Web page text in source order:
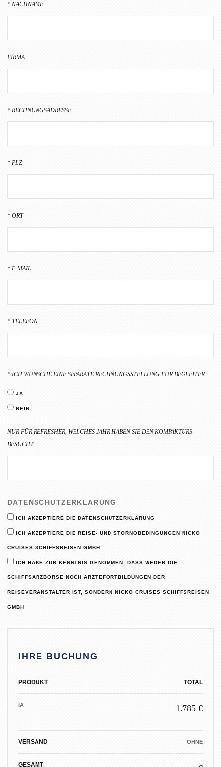
NACHNAME
FIRMA
RECHNUNGSADRESSE
PLZ
ORT
E-MAIL
TELEFON
ICH WÜNSCHE EINE SEPARATE RECHNUNGSSTELLUNG FÜR BEGLEITER
JA
NEIN
NUR FÜR REFRESHER, WELCHES JAHR HABEN SIE DEN KOMPAKTURS
BESUCHT
DATENSCHUTZERKLÄRUNG
ICH AKZEPTIERE DIE DATENSCHUTZERKLÄRUNG
ICH AKZEPTIERE DIE REISE- UND STORNOBEDINGUNGEN NICKO
CRUISES SCHIFFSREISEN GMBH
ICH HABE ZUR KENNTNIS GENOMMEN, DASS WEDER DIE
SCHIFFSARZBÖRSE NOCH ÄRZTEFORTBILDUNGEN DER
REISEVERANSTALTER IST, SONDERN NICKO CRUISES SCHIFFSREISEN
GMBH
IHRE BUCHUNG
PRODUKT TOTAL
IA 1.785 €
VERSAND OHNE
GESAMT